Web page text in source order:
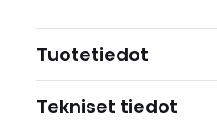
Tuotetiedot
Tekniset tiedot